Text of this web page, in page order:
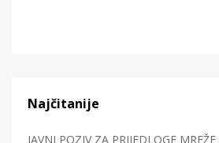
Najčitanije
JAVNI POZIV ZA PRIJEDLOGE